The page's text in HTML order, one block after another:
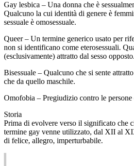
Gay lesbica – Una donna che è
Qualcuno la cui identità di genere è
sessuale è omosessuale.
Queer – Un termine generico usato per
non si identificano come eterosessuali.
(esclusivamente) attratto dal sesso opposto.
Bisessuale – Qualcuno che si sente
che da quello maschile.
Omofobia – Pregiudizio contro le persone
Storia
Prima di evolvere verso il significato che
termine gay venne utilizzato, dal XII al
di felice, allegro, imperturbabile.